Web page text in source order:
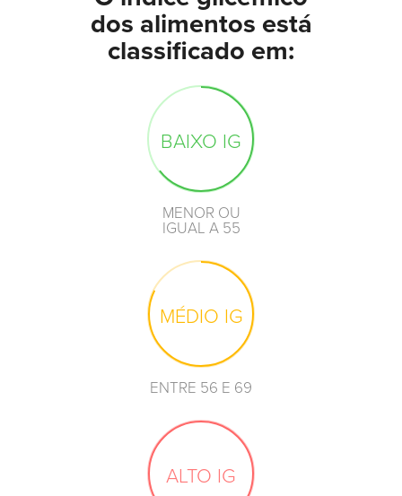
dos alimentos está
classificado em:
BAIXO IG
MENOR OU
IGUAL A 55
MÉDIO IG
ENTRE 56 E 69
ALTO IG